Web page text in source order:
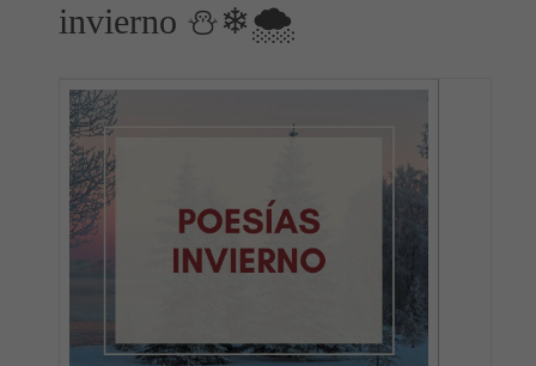
invierno ⛄❄🌨